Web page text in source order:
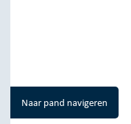
Naar pand navigeren